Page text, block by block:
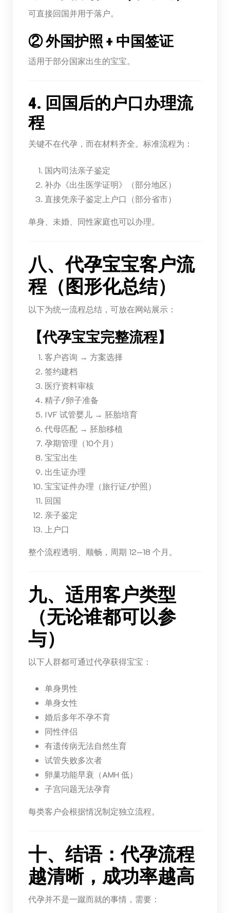
可直接回国并用于落户。
② 外国护照 + 中国签证
适用于部分国家出生的宝宝。
4. 回国后的户口办理流
程
关键不在代孕，而在材料齐全。标准流程为：
国内司法亲子鉴定
补办《出生医学证明》（部分地区）
直接凭亲子鉴定上户口（部分省市）
单身、未婚、同性家庭也可以办理。
八、代孕宝宝客户流
程（图形化总结）
以下为统一流程总结，可放在网站展示：
【代孕宝宝完整流程】
客户咨询 → 方案选择
签约建档
医疗资料审核
精子/卵子准备
IVF 试管婴儿 → 胚胎培育
代母匹配 → 胚胎移植
孕期管理（10个月）
宝宝出生
出生证办理
宝宝证件办理（旅行证/护照）
回国
亲子鉴定
上户口
整个流程透明、顺畅，周期 12—18 个月。
九、适用客户类型
（无论谁都可以参
与）
以下人群都可通过代孕获得宝宝：
单身男性
单身女性
婚后多年不孕不育
同性伴侣
有遗传病无法自然生育
试管失败多次者
卵巢功能早衰（AMH 低）
子宫问题无法孕育
每类客户会根据情况制定独立流程。
十、结语：代孕流程
越清晰，成功率越高
代孕并不是一蹴而就的事情，需要：